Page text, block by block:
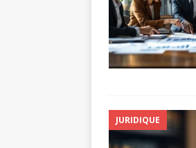
JURIDIQUE